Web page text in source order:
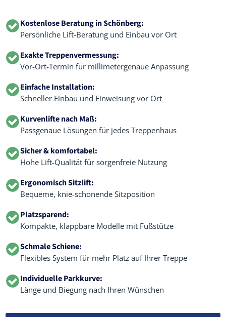
Kostenlose Beratung in Schönberg:
Persönliche Lift-Beratung und Einbau vor Ort
Exakte Treppenvermessung:
Vor-Ort-Termin für millimetergenaue Anpassung
Einfache Installation:
Schneller Einbau und Einweisung vor Ort
Kurvenlifte nach Maß:
Passgenaue Lösungen für jedes Treppenhaus
Sicher & komfortabel:
Hohe Lift-Qualität für sorgenfreie Nutzung
Ergonomisch Sitzlift:
Bequeme, knie-schonende Sitzposition
Platzsparend:
Kompakte, klappbare Modelle mit Fußstütze
Schmale Schiene:
Flexibles System für mehr Platz auf Ihrer Treppe
Individuelle Parkkurve:
Länge und Biegung nach Ihren Wünschen